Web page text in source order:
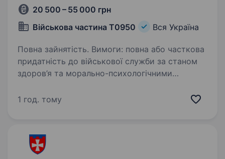
20 500 – 55 000 грн
Військова частина Т0950
Вся Україна
Повна зайнятість. Вимоги: повна або часткова
придатність до військової служби за станом
здоров’я та морально-психологічними
і готовність до роботи в умовах військової
1 год. тому